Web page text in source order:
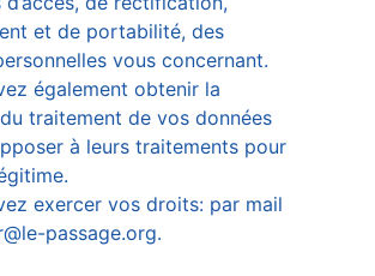
et de portabilité, des
vous concernant.
également obtenir la
traitement de vos données
à leurs traitements pour
exercer vos droits: par mail
passage.org.